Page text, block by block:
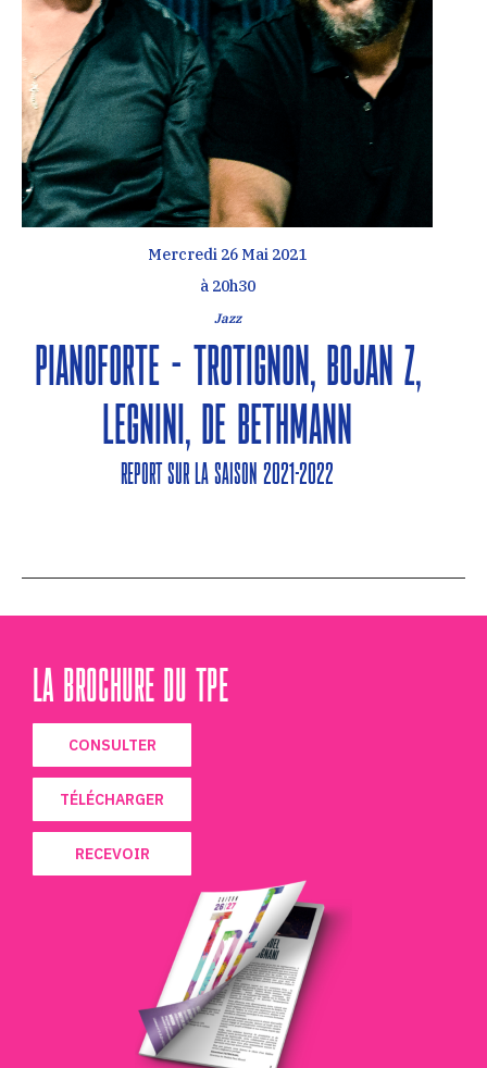
Mercredi 26 Mai 2021
à 20h30
Jazz
Pianoforte – Trotignon, Bojan Z,
Legnini, de Bethmann
REPORT SUR LA SAISON 2021-2022
LA BROCHURE DU TPE
CONSULTER
TÉLÉCHARGER
RECEVOIR